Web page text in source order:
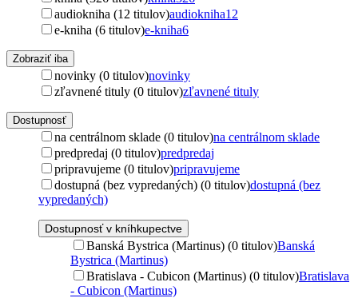
audiokniha (12 titulov)audiokniha12
e-kniha (6 titulov)e-kniha6
Zobraziť iba
novinky (0 titulov)novinky
zľavnené tituly (0 titulov)zľavnené tituly
Dostupnosť
na centrálnom sklade (0 titulov)na centrálnom sklade
predpredaj (0 titulov)predpredaj
pripravujeme (0 titulov)pripravujeme
dostupná (bez vypredaných) (0 titulov)dostupná (bez
vypredaných)
Dostupnosť v kníhkupectve
Banská Bystrica (Martinus) (0 titulov)Banská
Bystrica (Martinus)
Bratislava - Cubicon (Martinus) (0 titulov)Bratislava
- Cubicon (Martinus)